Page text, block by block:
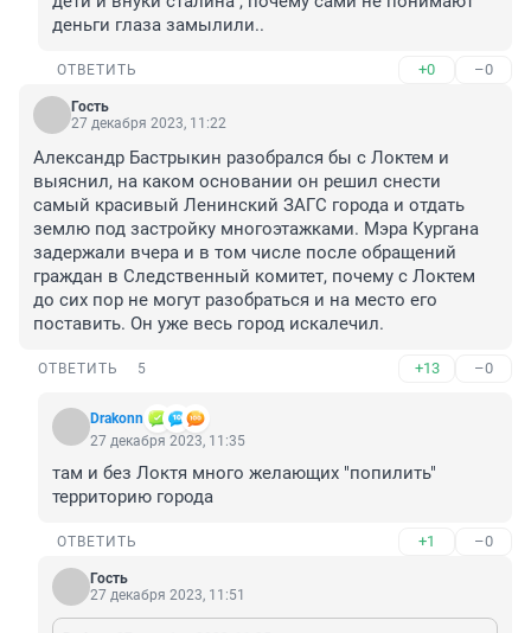
деньги глаза замылили..
ОТВЕТИТЬ +0 –0
Гость
27 декабря 2023, 11:22
Александр Бастрыкин разобрался бы с Локтем и
выяснил, на каком основании он решил снести
самый красивый Ленинский ЗАГС города и отдать
землю под застройку многоэтажками. Мэра Кургана
задержали вчера и в том числе после обращений
граждан в Следственный комитет, почему с Локтем
до сих пор не могут разобраться и на место его
поставить. Он уже весь город искалечил.
ОТВЕТИТЬ 5 +13 –0
Drakonn
27 декабря 2023, 11:35
там и без Локтя много желающих "попилить"
территорию города
ОТВЕТИТЬ +1 –0
Гость
27 декабря 2023, 11:51